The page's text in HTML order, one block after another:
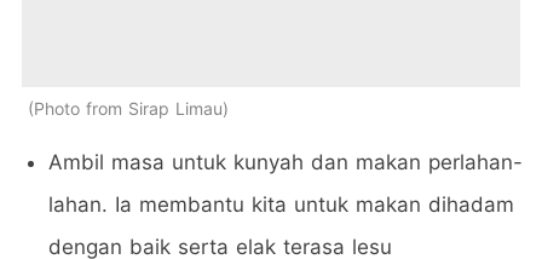
Photo from Sirap Limau
Ambil masa untuk kunyah dan makan perlahan-
lahan. Ia membantu kita untuk makan dihadam
dengan baik serta elak terasa lesu